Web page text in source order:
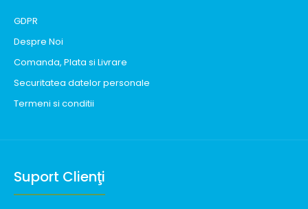
GDPR
Despre Noi
Comanda, Plata si Livrare
Securitatea datelor personale
Termeni si conditii
Suport Clienţi